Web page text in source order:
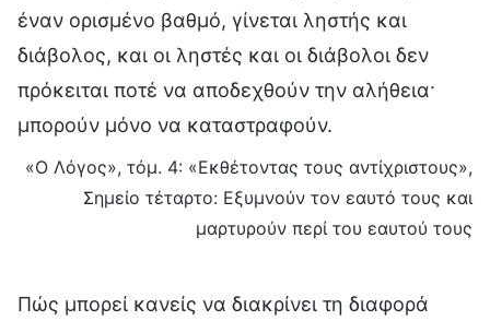
έναν ορισμένο βαθμό, γίνεται ληστής και
διάβολος, και οι ληστές και οι διάβολοι δεν
πρόκειται ποτέ να αποδεχθούν την αλήθεια·
μπορούν μόνο να καταστραφούν.
«Ο Λόγος», τόμ. 4: «Εκθέτοντας τους αντίχριστους»,
Σημείο τέταρτο: Εξυμνούν τον εαυτό τους και
μαρτυρούν περί του εαυτού τους
Πώς μπορεί κανείς να διακρίνει τη διαφορά